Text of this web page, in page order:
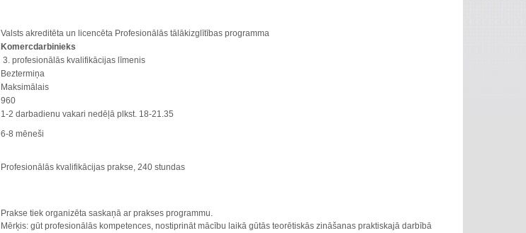
Valsts akreditēta un licencēta Profesionālās tālākizglītības programma
Komercdarbinieks
3. profesionālās kvalifikācijas līmenis
Beztermiņa
Maksimālais
960
1-2 darbadienu vakari nedēļā plkst. 18-21.35
6-8 mēneši
Profesionālās kvalifikācijas prakse, 240 stundas
Prakse tiek organizēta saskaņā ar prakses programmu.
Mērķis: gūt profesionālās kompetences, nostiprināt mācību laikā gūtās teorētiskās zināšanas praktiskajā darbībā